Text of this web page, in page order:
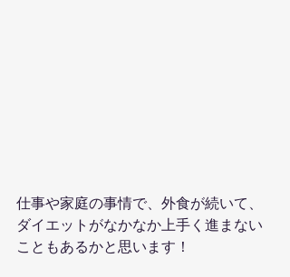
仕事や家庭の事情で、外食が続いて、
ダイエットがなかなか上手く進まない
こともあるかと思います！